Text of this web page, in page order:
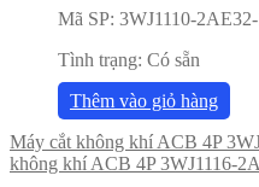
Mã SP: 3WJ1110-
Tình trạng: Có sẵn
Thêm vào giỏ hàng
Máy cắt không khí ACB 4P
không khí ACB 4P 3WJ1116-